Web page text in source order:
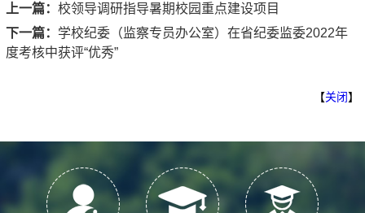
上一篇： 校领导调研指导暑期校园重点建设项目
下一篇： 学校纪委（监察专员办公室）在省纪委监委2022年
度考核中获评“优秀”
【关闭】